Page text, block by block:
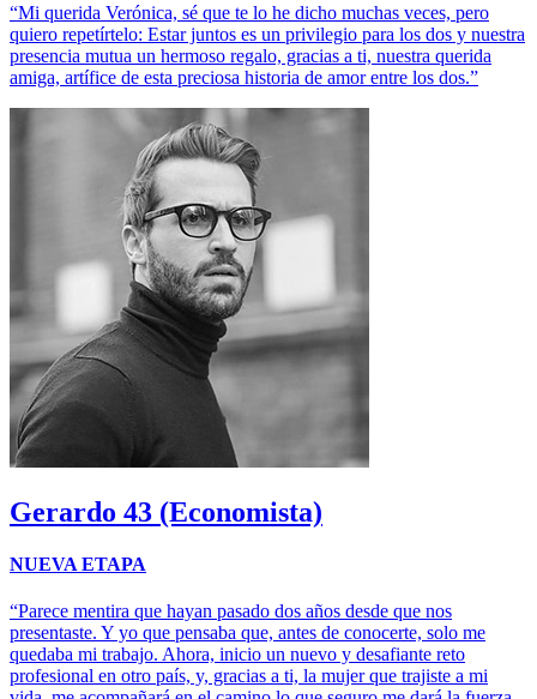
“Mi querida Verónica, sé que te lo he dicho muchas veces, pero
quiero repetírtelo: Estar juntos es un privilegio para los dos y nuestra
presencia mutua un hermoso regalo, gracias a ti, nuestra querida
amiga, artífice de esta preciosa historia de amor entre los dos.”
Gerardo 43 (Economista)
NUEVA ETAPA
“Parece mentira que hayan pasado dos años desde que nos
presentaste. Y yo que pensaba que, antes de conocerte, solo me
quedaba mi trabajo. Ahora, inicio un nuevo y desafiante reto
profesional en otro país, y, gracias a ti, la mujer que trajiste a mi